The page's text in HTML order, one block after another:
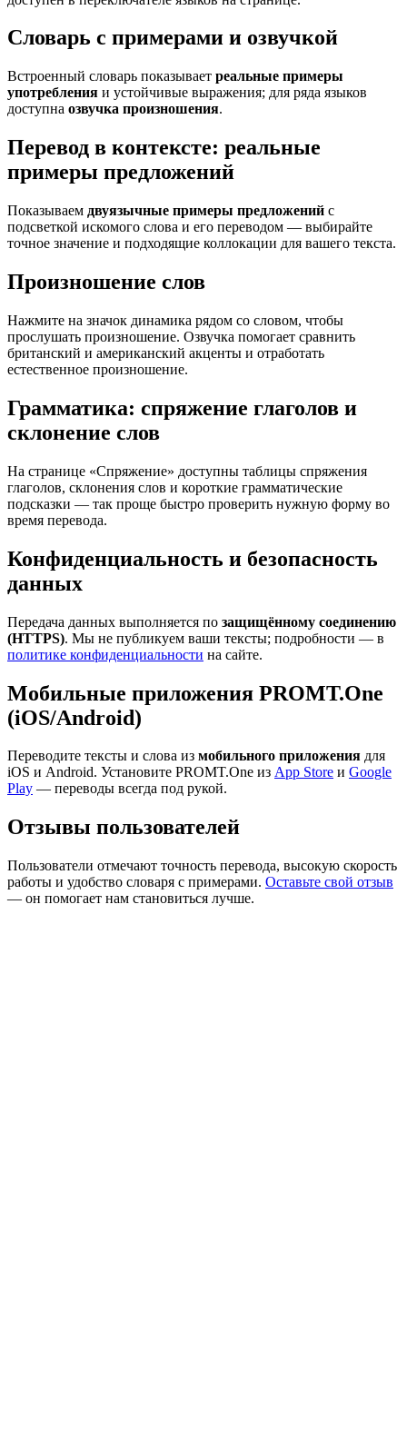
Словарь с примерами и озвучкой
Встроенный словарь показывает реальные примеры
употребления и устойчивые выражения; для ряда языков
доступна озвучка произношения.
Перевод в контексте: реальные
примеры предложений
Показываем двуязычные примеры предложений с
подсветкой искомого слова и его переводом — выбирайте
точное значение и подходящие коллокации для вашего текста.
Произношение слов
Нажмите на значок динамика рядом со словом, чтобы
прослушать произношение. Озвучка помогает сравнить
британский и американский акценты и отработать
естественное произношение.
Грамматика: спряжение глаголов и
склонение слов
На странице «Спряжение» доступны таблицы спряжения
глаголов, склонения слов и короткие грамматические
подсказки — так проще быстро проверить нужную форму во
время перевода.
Конфиденциальность и безопасность
данных
Передача данных выполняется по защищённому соединению
(HTTPS). Мы не публикуем ваши тексты; подробности — в
политике конфиденциальности на сайте.
Мобильные приложения PROMT.One
(iOS/Android)
Переводите тексты и слова из мобильного приложения для
iOS и Android. Установите PROMT.One из App Store и Google
Play — переводы всегда под рукой.
Отзывы пользователей
Пользователи отмечают точность перевода, высокую скорость
работы и удобство словаря с примерами. Оставьте свой отзыв
— он помогает нам становиться лучше.